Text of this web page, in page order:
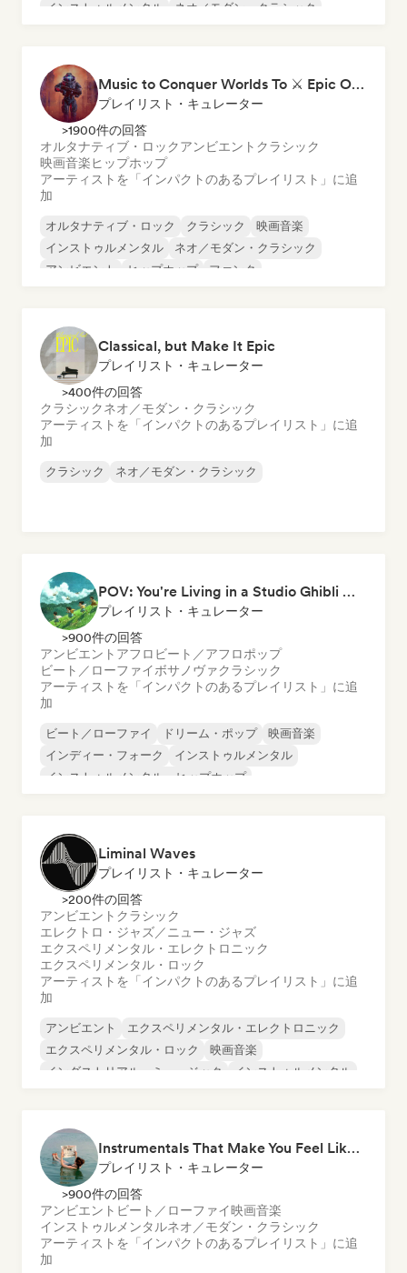
インストゥルメンタル
ネオ／モダン・クラシック
Music to Conquer Worlds To ⚔️ Epic Orchestral, Cinematic & Trailer Music
プレイリスト・キュレーター
>1900件の回答
オルタナティブ・ロックアンビエント クラシック
映画音楽ヒップホップ
アーティストを「インパクトのあるプレイリスト」に追
加
オルタナティブ・ロック クラシック
映画音楽
インストゥルメンタル
ネオ／モダン・クラシック
アンビエント
ヒップホップ ファンク
Classical, but Make It Epic
プレイリスト・キュレーター
>400件の回答
クラシックネオ／モダン・クラシック
アーティストを「インパクトのあるプレイリスト」に追
加
クラシック ネオ／モダン・クラシック
POV: You're Living in a Studio Ghibli Movie 🌱 Neo-Classical Piano & Dream Pop
プレイリスト・キュレーター
>900件の回答
アンビエント アフロビート／アフロポップ
ビート／ローファイボサノヴァクラシック
アーティストを「インパクトのあるプレイリスト」に追
加
ビート／ローファイ ドリーム・ポップ
映画音楽
インディー・フォーク
インストゥルメンタル
インストゥルメンタル・ヒップホップ
Liminal Waves
プレイリスト・キュレーター
>200件の回答
アンビエント クラシック
エレクトロ・ジャズ／ニュー・ジャズ
エクスペリメンタル・エレクトロニック
エクスペリメンタル・ロック
アーティストを「インパクトのあるプレイリスト」に追
加
アンビエント
エクスペリメンタル・エレクトロニック
エクスペリメンタル・ロック
映画音楽
インダストリアル・ミュージック
インストゥルメンタル
Instrumentals That Make You Feel Like Floating
プレイリスト・キュレーター
>900件の回答
アンビエント ビート／ローファイ映画音楽
インストゥルメンタルネオ／モダン・クラシック
アーティストを「インパクトのあるプレイリスト」に追
加